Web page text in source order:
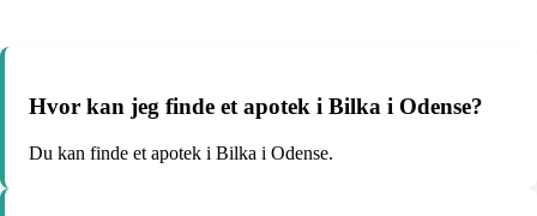
Hvor kan jeg finde et apotek i Bilka i Odense?
Du kan finde et apotek i Bilka i Odense.